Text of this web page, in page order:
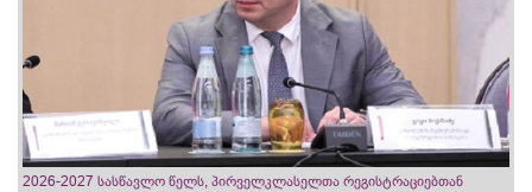
2026-2027 სასწავლო წელს, პირველკლასელთა რეგისტრაციებთან